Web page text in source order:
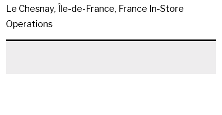
Le Chesnay, Île-de-France, France In-Store
Operations